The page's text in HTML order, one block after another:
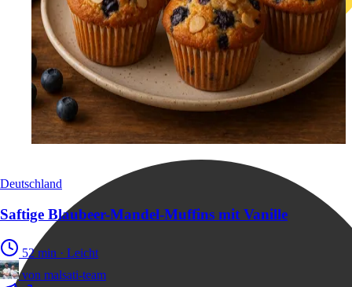
Deutschland
Saftige Blaubeer-Mandel-Muffins mit Vanille
52 min · Leicht
von malsati-team